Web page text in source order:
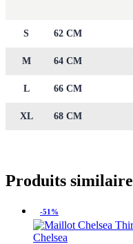
S 62 CM
M 64 CM
L 66 CM
XL 68 CM
Produits
-51%
Chelsea